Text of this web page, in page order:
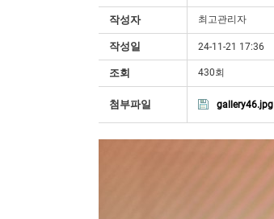
작성자 최고관리자
작성일 24-11-21 17:36
조회 430회
첨부파일 gallery46.jpg